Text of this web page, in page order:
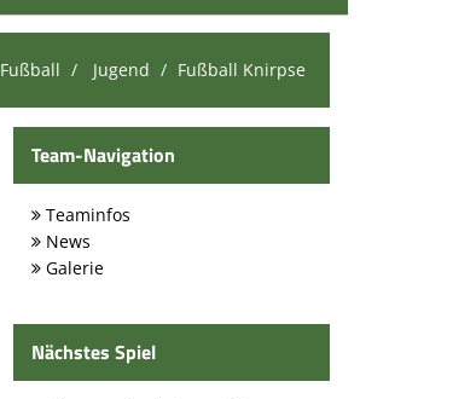
Fußball Jugend Fußball Knirpse
Team-Navigation
Teaminfos
News
Galerie
Nächstes Spiel